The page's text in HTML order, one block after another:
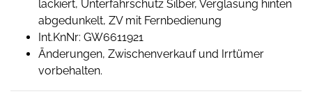
lackiert, Unterfahrschutz Silber, Verglasung hinten
abgedunkelt, ZV mit Fernbedienung
Int.KnNr: GW6611921
Änderungen, Zwischenverkauf und Irrtümer
vorbehalten.